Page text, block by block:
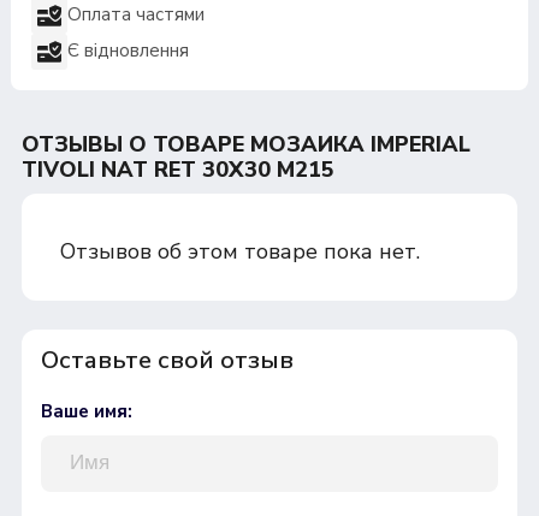
Оплата частями
Є відновлення
ОТЗЫВЫ О ТОВАРЕ МОЗАИКА IMPERIAL
TIVOLI NAT RET 30Х30 M215
Отзывов об этом товаре пока нет.
Оставьте свой отзыв
Ваше имя: